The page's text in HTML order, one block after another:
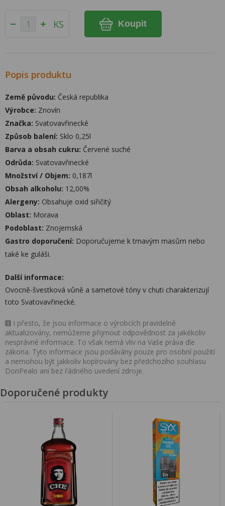
KS Koupit
Popis produktu
Země původu: Česká republika
Výrobce: Znovín
Značka: Svatovavřinecké
Způsob balení: Sklo 0,25l
Barva a obsah cukru: Červené suché
Odrůda: Svatovavřinecké
Množství / Objem: 0,187l
Obsah alkoholu: 12,00%
Alergeny: Obsahuje oxid siřičitý
Oblast: Morava
Podoblast: Znojemská
Gastro doporučení: Doporučujeme k tmavým masům nebo
také ke guláši.
Další informace:
Ovocně-švestková vůně a sametové tóny v chuti charakterizují
toto Svatovavřinecké.
I přesto, že jsou informace o výrobcích pravidelně
aktualizovány, nemůžeme přijmout odpovědnost za jakékoliv
nesprávné informace. To však nemá vliv na Vaše práva dle
zákona. Tyto informace jsou podávány pouze pro osobní použití
a nemohou být jakkoliv kopírovány bez předchozího souhlasu
DonPealo ani bez řádného uvedení zdroje.
Doporučené produkty